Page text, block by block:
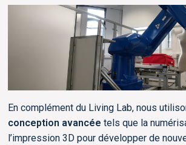
En complément du Living Lab, nous
conception avancée tels que la
l’impression 3D pour développer de